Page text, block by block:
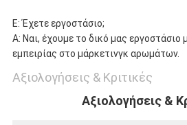
Ε: Έχετε εργοστάσιο;
Α: Ναι, έχουμε το δικό μας εργοστάσιο
εμπειρίας στο μάρκετινγκ αρωμάτων.
Αξιολογήσεις & Κριτικές
Αξιολογήσεις &